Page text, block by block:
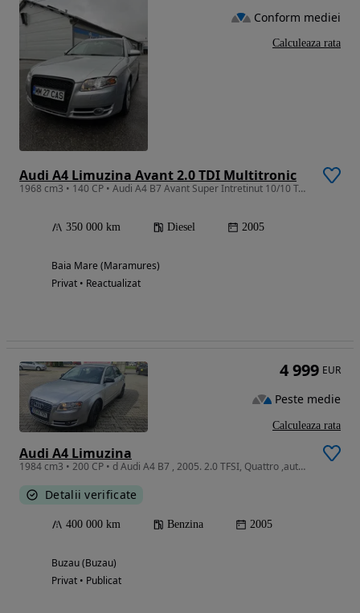
Audi A4 Limuzina Avant 2.0 TDI Multitronic
1968 cm3 • 140 CP • Audi A4 B7 Avant Super Intretinut 10/10 Tehnic si Estetic
350 000 km Diesel 2005
Baia Mare (Maramures)
Privat • Reactualizat
Conform mediei
Calculeaza rata
Audi A4 Limuzina
1984 cm3 • 200 CP • d Audi A4 B7 , 2005. 2.0 TFSI, Quattro ,automata , 200 cp
Detalii verificate
400 000 km Benzina 2005
Buzau (Buzau)
Privat • Publicat
4 999 EUR
Peste medie
Calculeaza rata